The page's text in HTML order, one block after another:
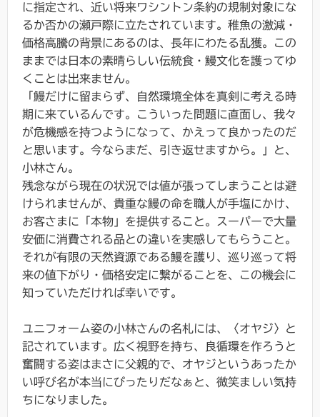
に指定され、近い将来ワシントン条約の規制対象にな
るか否かの瀬戸際に立たされています。稚魚の激減・
価格高騰の背景にあるのは、長年にわたる乱獲。この
ままでは日本の素晴らしい伝統食・鰻文化を護ってゆ
くことは出来ません。
「鰻だけに留まらず、自然環境全体を真剣に考える時
期に来ているんです。こういった問題に直面し、我々
が危機感を持つようになって、かえって良かったのだ
と思います。今ならまだ、引き返せますから。」と、
小林さん。
残念ながら現在の状況では値が張ってしまうことは避
けられませんが、貴重な鰻の命を職人が手塩にかけ、
お客さまに「本物」を提供すること。スーパーで大量
安価に消費される品との違いを実感してもらうこと。
それが有限の天然資源である鰻を護り、巡り巡って将
来の値下がり・価格安定に繋がることを、この機会に
知っていただければ幸いです。
ユニフォーム姿の小林さんの名札には、〈オヤジ〉と
記されています。広く視野を持ち、良循環を作ろうと
奮闘する姿はまさに父親的で、オヤジというあったか
い呼び名が本当にぴったりだなぁと、微笑ましい気持
ちになりました。